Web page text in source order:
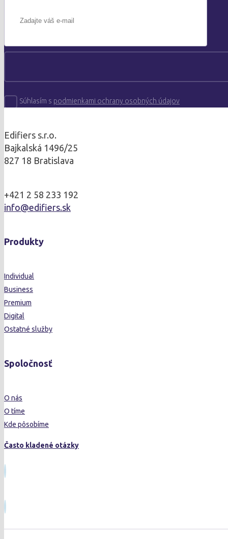
Súhlasím s podmienkami ochrany osobných údajov
Edifiers s.r.o.
Bajkalská 1496/25
827 18 Bratislava
+421 2 58 233 192
info@edifiers.sk
Produkty
Individual
Business
Premium
Digital
Ostatné služby
Spoločnosť
O nás
O tíme
Kde pôsobíme
Často kladené otázky